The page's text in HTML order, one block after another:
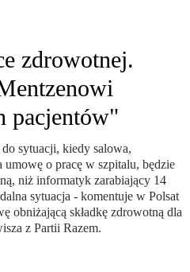
zdrowotnej.
pacjentów"
do sytuacji, kiedy salowa,
umowę o pracę w szpitalu, będzie
niż informatyk zarabiający 14
sytuacja - komentuje w Polsat
obniżającą składkę zdrowotną dla
z Partii Razem.